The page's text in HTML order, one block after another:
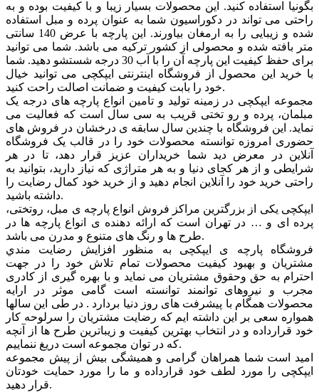
بگونیا استفاده کنید. این محصولات بسیار زیبا و با کیفیت بوده و به
راحتی می تواند در دکوراسیون شما به عنوان پرده و مبل استفاده
شده و زیبایی را به ارمغان بیاورند. این پارچه با عرض 140 سانتی
متر بافته شده و محصولی از کشور ترکیه می باشد. شما می توانید
برای حفظ کیفیت این پارچه آن را با آب 30 درجه شستشو دهید. شما
با خرید این محصول از فروشگاه اینترنتی ایپکچی می توانید خیال
خود را بابت کیفیت و ضمانت اصالت راحت کنید.
مجموعه ایپکچی در زمینه تولید و تامین انواع پارچه های درجه یک
مبلمان، پرده و رو تختی قریب به سی سال است که فعالیت می
نماید. این فروشگاه با چندین سال سابقه ی درخشان در فروش های
حضوری امروزه توانسته محصولات خود را در قالب یک فروشگاه
آنلاین در معرض دید شما خریداران عزیز قرار دهد، تا در هر
شرایطی و از هر کجای دنیا و به هر متراژی که نیاز دارید، بتوانید به
راحتی خرید خود را آنلاین انجام دهید و از خرید خود کمال رضایت را
داشته باشید.
ایپکچی یکی از بزرگترین مراکز فروش انواع پارچه ی مبل، روتختی،
پرده ای و … در تهران است که ارائه دهنده ی انواع پارچه ها در
طرح ها و رنگ های متنوع و مدرن می باشد.
فروشگاه پارچه ی ایپکچی به منظور افزايش رضايت مندي
مشتريان و بهبود کيفيت محصولات تمام تلاش خود را در جهت
احترام به حق وحقوق مشتريان می نماید و با بهره گیری از کادری
مجرب و نیروهای توانمند توانسته است گامی موثر در ارايه
محصولات همگام با پیشرفت های روز دنیا بردارد . در طی این سالها
همواره سعی بر این داشته ایم که رضایت مشتریان را سرلوحه کار
خود قرارداده و در انتخاب بهترین کیفیت و زیباترین طرح ها از آنچه
که در توان مجموعه است دریغ ننماییم.
امید است شما همراهان گرامی و همیشگی بیش از پیش مجموعه
ایپکچی را مورد لطف خود قرارداده و ما را مورد حمایت خودتان
قرار دهید.